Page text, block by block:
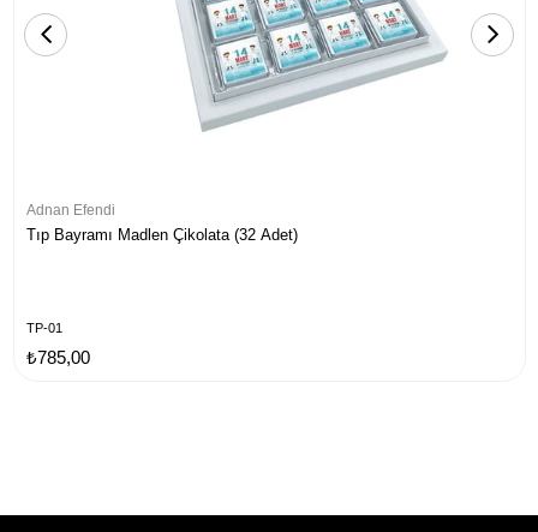
Adnan Efendi
Tıp Bayramı Madlen Çikolata (32 Adet)
TP-01
₺785,00